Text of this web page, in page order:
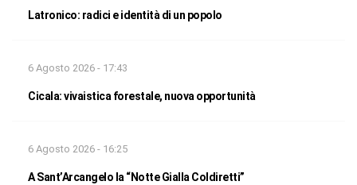
Latronico: radici e identità di un popolo
6 Agosto 2026 - 17:43
Cicala: vivaistica forestale, nuova opportunità
6 Agosto 2026 - 16:25
A Sant’Arcangelo la “Notte Gialla Coldiretti”